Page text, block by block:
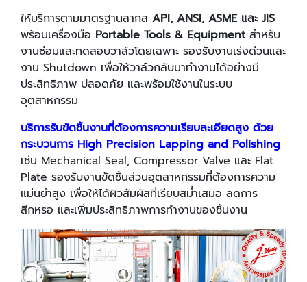
ให้บริการตามมาตรฐานสากล API, ANSI, ASME และ JIS
พร้อมเครื่องมือ Portable Tools & Equipmentสำหรับ
งานซ่อมและทดสอบวาล์วโดยเฉพาะ รองรับงานเร่งด่วนและ
งาน Shutdown เพื่อให้วาล์วกลับมาทำงานได้อย่างมี
ประสิทธิภาพ ปลอดภัย และพร้อมใช้งานในระบบ
อุตสาหกรรม
บริการรับขัดชิ้นงานที่ต้องการความเรียบละเอียดสูง ด้วย
กระบวนการ High Precision Lapping and Polishing
เช่น Mechanical Seal, Compressor Valve และ Flat
Plate รองรับงานขัดชิ้นส่วนอุตสาหกรรมที่ต้องการความ
แม่นยำสูง เพื่อให้ได้ผิวสัมผัสที่เรียบสม่ำเสมอ ลดการ
สึกหรอ และเพิ่มประสิทธิภาพการทำงานของชิ้นงาน